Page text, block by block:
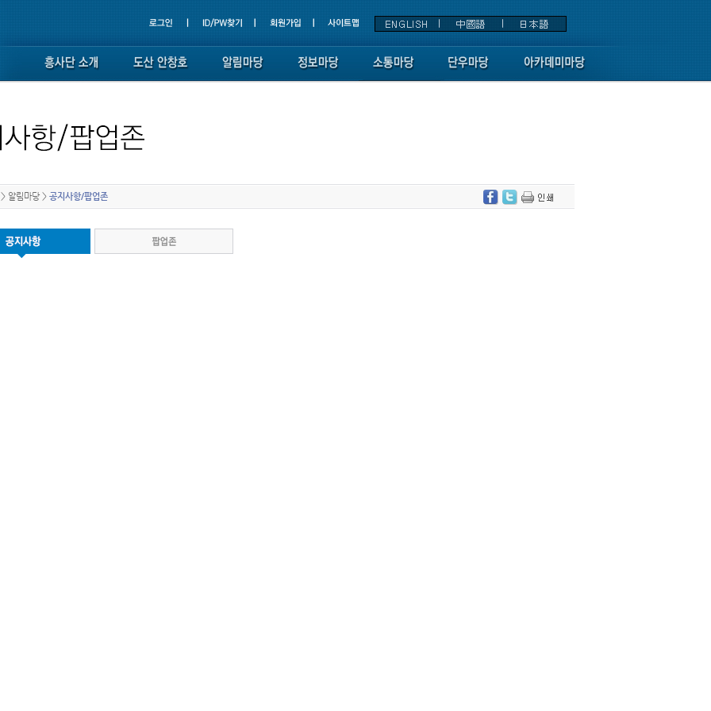
알림마당 > 공지사항/팝업존